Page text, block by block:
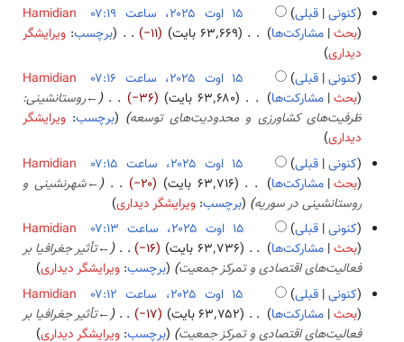
کنونی قبلی
Hamidian
بحث مشارکت‌ها ۶۳٬۶۶۹ بایت
−۱۱
ب
د
و
ن
خ
ا
ص
ۀ
و
ی
ر
ا
ی
ش
برچسب: ویرایشگر
دیداری
کنونی قبلی
Hamidian
بحث مشارکت‌ها ۶۳٬۶۸۰ بایت −۳۶ ←روستانشینی:
ظرفیت‌های کشاورزی و محدودیت‌های توسعه
برچسب: ویرایشگر
دیداری
کنونی قبلی
Hamidian
بحث مشارکت‌ها ۶۳٬۷۱۶ بایت −۲۰ ←شهرنشینی و
روستانشینی در سوریه
برچسب:ویرایشگر دیداری
کنونی قبلی
Hamidian
بحث مشارکت‌ها ۶۳٬۷۳۶ بایت −۱۶ ←تأثیر جغرافیا بر
فعالیت‌های اقتصادی و تمرکز جمعیت
برچسب:ویرایشگر دیداری
کنونی قبلی
Hamidian
بحث مشارکت‌ها ۶۳٬۷۵۲ بایت −۱۷ ←تأثیر جغرافیا بر
فعالیت‌های اقتصادی و تمرکز جمعیت
برچسب:ویرایشگر دیداری